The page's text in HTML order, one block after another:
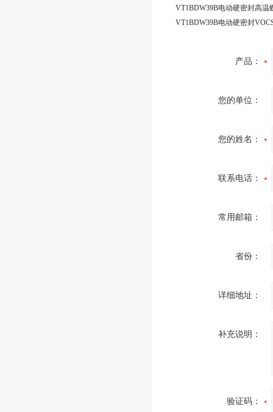
产品：
您的单位：
您的姓名：
联系电话：
常用邮箱：
省份：
详细地址：
补充说明：
验证码：